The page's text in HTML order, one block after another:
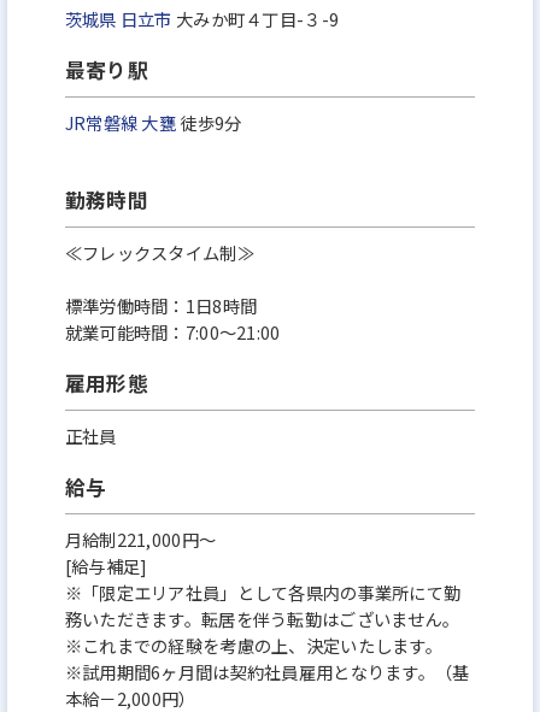
茨城県 日立市 大みか町４丁目-３-9
最寄り駅
JR常磐線大甕徒歩9分
勤務時間
≪フレックスタイム制≫
標準労働時間：1⽇8時間
就業可能時間：7:00〜21:00
雇用形態
正社員
給与
月給制221,000円～
[給与補足]
※「限定エリア社員」として各県内の事業所にて勤
務いただきます。転居を伴う転勤はございません。
※これまでの経験を考慮の上、決定いたします。
※試用期間6ヶ月間は契約社員雇用となります。（基
本給－2,000円）